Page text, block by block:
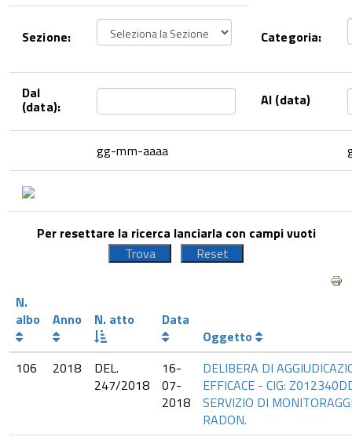
Sezione: Categoria:
Dal
(data): Al (data)
gg-mm-aaaa
Per resettare la ricerca lanciarla con campi vuoti
N.
albo
Anno N. atto
Data
Oggetto
106
2018
DEL.
247/2018
16-
07-
2018
DELIBERA DI
EFFICACE - CIG:
SERVIZIO DI
RADON.